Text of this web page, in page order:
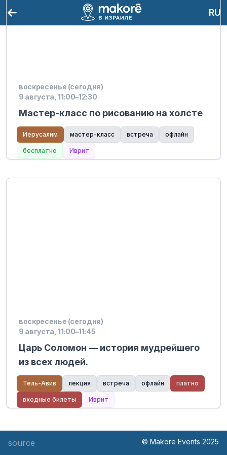
RU
воскресенье (сегодня)
9 августа, 11:00–12:30
Мастер-класс по рисованию на холсте
Иерусалим мастер-класс встреча офлайн
бесплатно Иврит
воскресенье (сегодня)
9 августа, 11:00–11:45
Царь Соломон — история мудрейшего
из всех людей.
Тель-Авив лекция встреча офлайн платно
входные билеты Иврит
source © Makore Events 2025